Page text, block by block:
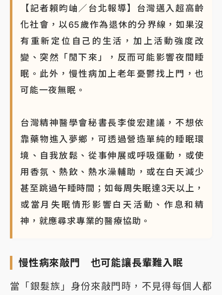
【記者賴昀岫／台北報導】台灣邁入超高齡
化社會，以65歲作為退休的分界線，如果沒
有重新定位自己的生活，加上活動強度改
變、突然「閒下來」，反而可能影響夜間睡
眠。此外，慢性病加上老年憂鬱找上門，也
可能一夜無眠。
台灣精神醫學會秘書長李俊宏建議，不想依
靠藥物進入夢鄉，可透過營造單純的睡眠環
境、自我放鬆、從事伸展或呼吸運動，或使
用香氛、熱飲、熱水澡輔助，或在白天減少
甚至跳過午睡時間；如每周失眠達3天以上，
或當月失眠情形影響白天活動、作息和精
神，就應尋求專業的醫療協助。
慢性病來敲門 也可能讓長輩難入眠
當「銀髮族」身份來敲門時，不見得每個人都